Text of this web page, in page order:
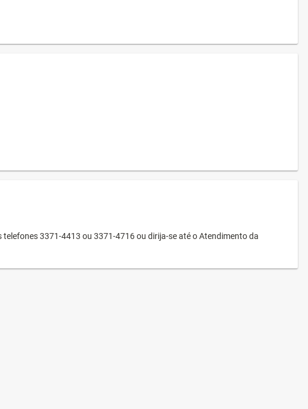
3371-4413 ou 3371-4716 ou dirija-se até o Atendimento da